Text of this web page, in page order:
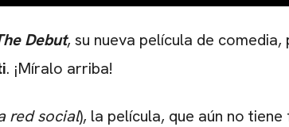
Debut, su nueva película de
. ¡Míralo arriba!
red social), la película, que aún no